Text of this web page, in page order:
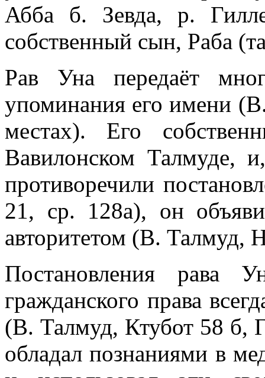
Абба б. Зевда, р.
собственный сын, Раба
Рав Уна передаёт
упоминания его имени
местах). Его
Вавилонском Талмуде,
противоречили
21, ср. 128а), он
авторитетом (В. Талмуд,
Постановления рава
гражданского права
(В. Талмуд, Ктубот 58 б,
обладал познаниями в